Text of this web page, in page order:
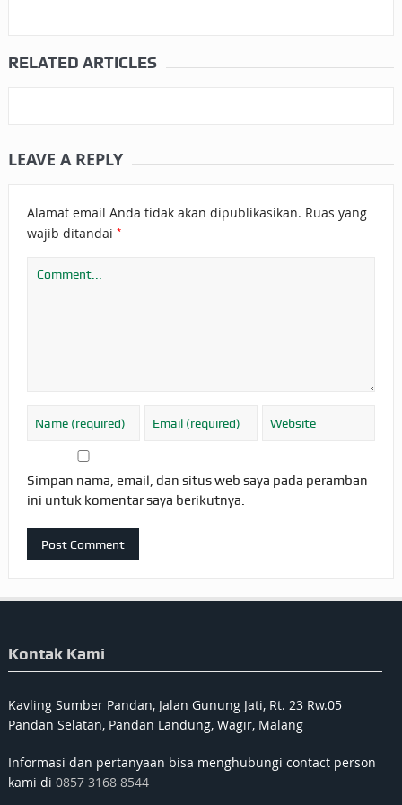
RELATED ARTICLES
LEAVE A REPLY
Alamat email Anda tidak akan dipublikasikan. Ruas yang
wajib ditandai *
Simpan nama, email, dan situs web saya pada peramban
ini untuk komentar saya berikutnya.
Kontak Kami
Kavling Sumber Pandan, Jalan Gunung Jati, Rt. 23 Rw.05
Pandan Selatan, Pandan Landung, Wagir, Malang
Informasi dan pertanyaan bisa menghubungi contact person
kami di 0857 3168 8544